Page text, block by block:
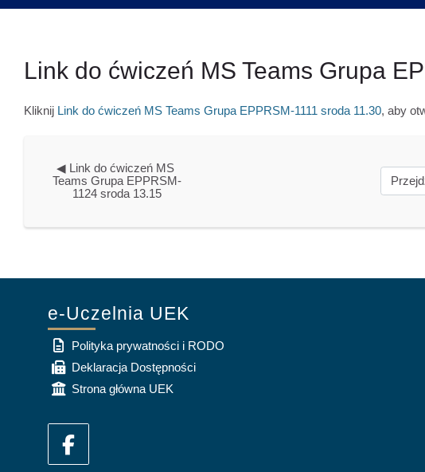
Link do ćwiczeń MS Teams Grupa
Wymagania zaliczenia
Kliknij Link do ćwiczeń MS Teams Grupa EPPRSM-1111 sroda 11.30, aby
◀︎ Link do ćwiczeń MS
Teams Grupa EPPRSM-
1124 sroda 13.15
e-Uczelnia UEK
Polityka prywatności i RODO
Deklaracja Dostępności
Strona główna UEK